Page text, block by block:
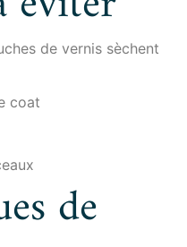
de vernis sèchent
coat
de